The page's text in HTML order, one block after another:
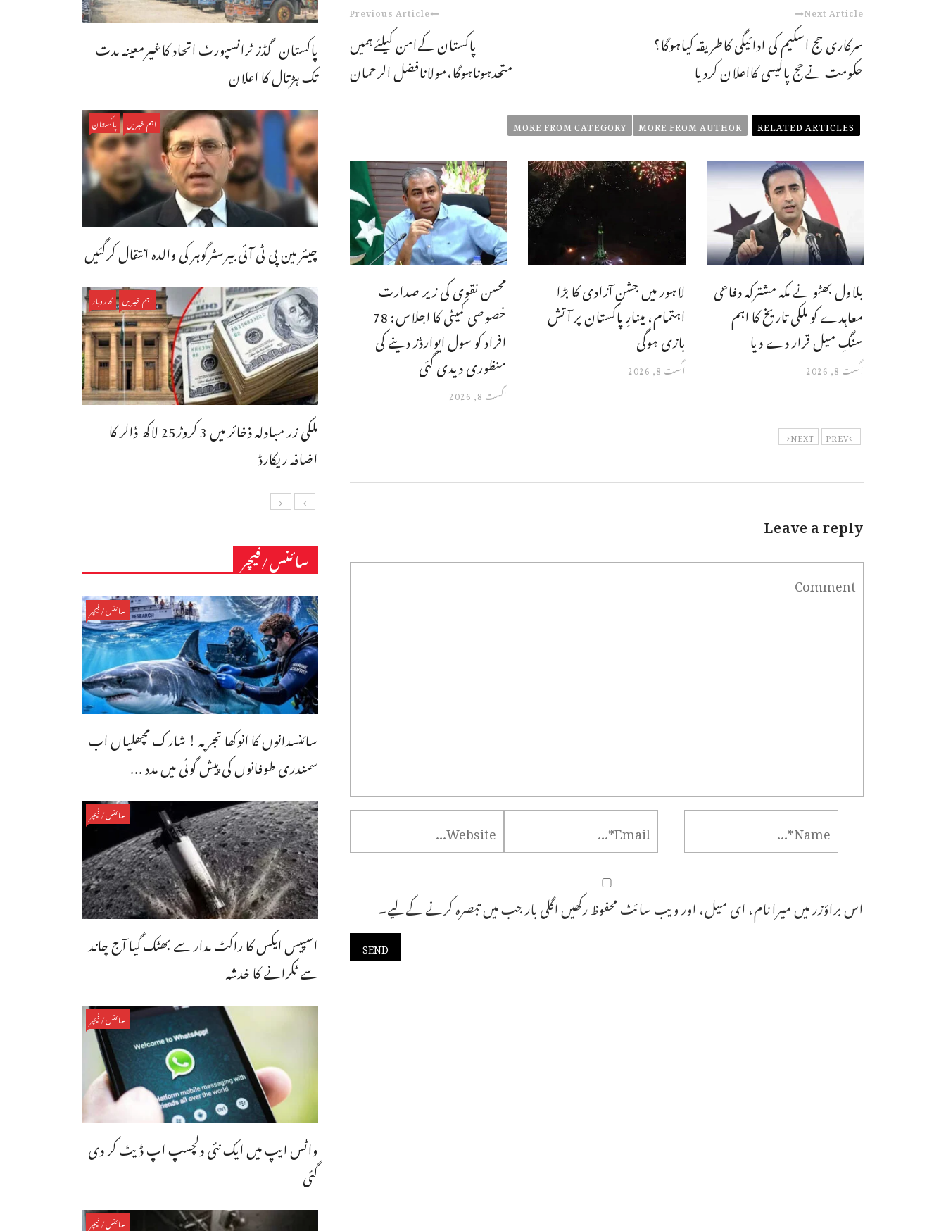
Previous Article
پاکستان کےامن کیلئےہمیں
متحدہوناہوگا،مولانافضل الرحمان
Next Article
سرکاری حج اسکیم کی ادائیگی کاطریقہ کیاہوگا؟
حکومت نےحج پالیسی کااعلان کردیا
RELATED ARTICLES
MORE FROM AUTHOR
MORE FROM CATEGORY
محسن نقوی کی زیر صدارت
خصوصی کمیٹی کا اجلاس: 78
افراد کو سول ایوارڈز دینے کی
منظوری دیدی گئی
اگست 8, 2026
لاہور میں جشنِ آزادی کا بڑا
اہتمام، مینارِ پاکستان پر آتش
بازی ہوگی
اگست 8, 2026
بلاول بھٹو نے مکہ مشترکہ دفاعی
معاہدے کو ملکی تاریخ کا اہم
سنگِ میل قرار دے دیا
اگست 8, 2026
PREV
NEXT
Leave a reply
اس براؤزر میں میرا نام، ای میل، اور ویب سائٹ محفوظ رکھیں اگلی بار جب میں تبصرہ کرنے کےلیے۔
پاکستان گڈز ٹرانسپورٹ اتحاد کاغیرمعینہ مدت
تک ہڑتال کا اعلان
اہم خبریں پاکستان
چیئر مین پی ٹی آئی بیرسٹرگوہر کی والدہ انتقال کرگئیں
اہم خبریں کاروبار
ملکی زر مبادلہ ذخائر میں 3 کروڑ25 لاکھ ڈالر کا
اضافہ ریکارڈ
سائنس/فیچر
سائنس/فیچر
سائنسدانوں کا انوکھا تجربہ ! شارک مچھلیاں اب
سمندری طوفانوں کی پیش گوئی میں مدد ...
سائنس/فیچر
اسپیس ایکس کا راکٹ مدار سے بھٹک گیا آج چاند
سے ٹکرانے کا خدشہ
سائنس/فیچر
واٹس ایپ میں ایک نئی دلچسپ اپ ڈیٹ کر دی
گئی
سائنس/فیچر